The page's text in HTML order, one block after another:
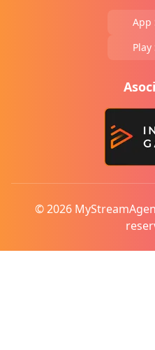
App
Play
© 2026